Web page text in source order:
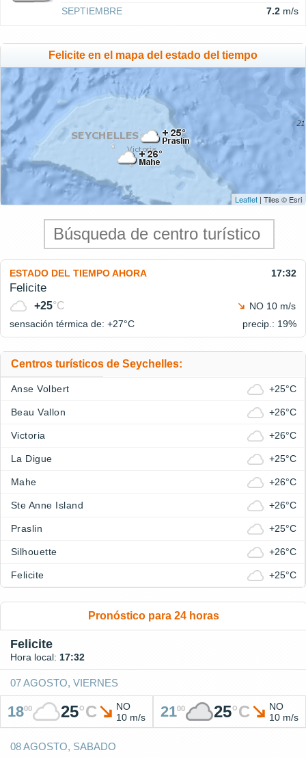
SEPTIEMBRE 7.2 m/s
Felicite en el mapa del estado del tiempo
Leaflet | Tiles © Esri
ESTADO DEL TIEMPO AHORA 17:32
Felicite
+25°C
NO 10 m/s
sensación térmica de: +27°C precip.: 19%
Centros turísticos de Seychelles:
Anse Volbert +25°C
Beau Vallon +26°C
Victoria +26°C
La Digue +25°C
Mahe +26°C
Ste Anne Island +26°C
Praslin +25°C
Silhouette +26°C
Felicite +25°C
Pronóstico para 24 horas
Felicite
Hora local: 17:32
07 AGOSTO, VIERNES
1800 25°C
NO
10 m/s
2100 25°C
NO
10 m/s
08 AGOSTO, SABADO